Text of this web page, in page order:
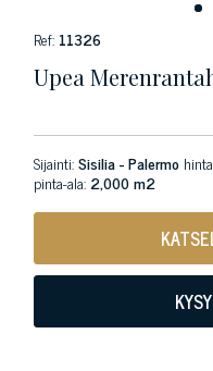
Ref: 11326
Upea
Sijainti:Sisilia - Palermo
pinta-ala: 2,000 m2